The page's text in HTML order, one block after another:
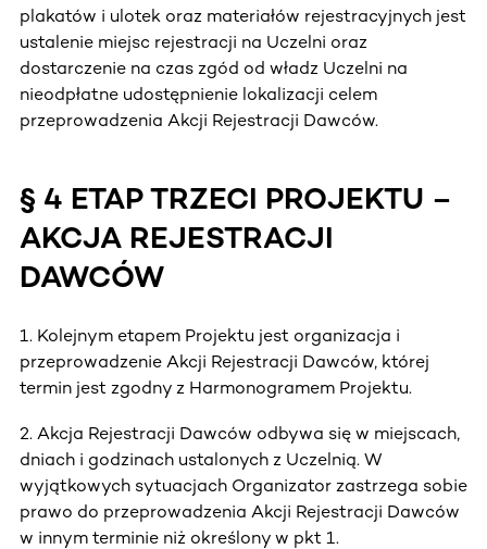
plakatów i ulotek oraz materiałów rejestracyjnych jest
ustalenie miejsc rejestracji na Uczelni oraz
dostarczenie na czas zgód od władz Uczelni na
nieodpłatne udostępnienie lokalizacji celem
przeprowadzenia Akcji Rejestracji Dawców.
§ 4 ETAP TRZECI PROJEKTU –
AKCJA REJESTRACJI
DAWCÓW
1. Kolejnym etapem Projektu jest organizacja i
przeprowadzenie Akcji Rejestracji Dawców, której
termin jest zgodny z Harmonogramem Projektu.
2. Akcja Rejestracji Dawców odbywa się w miejscach,
dniach i godzinach ustalonych z Uczelnią. W
wyjątkowych sytuacjach Organizator zastrzega sobie
prawo do przeprowadzenia Akcji Rejestracji Dawców
w innym terminie niż określony w pkt 1.